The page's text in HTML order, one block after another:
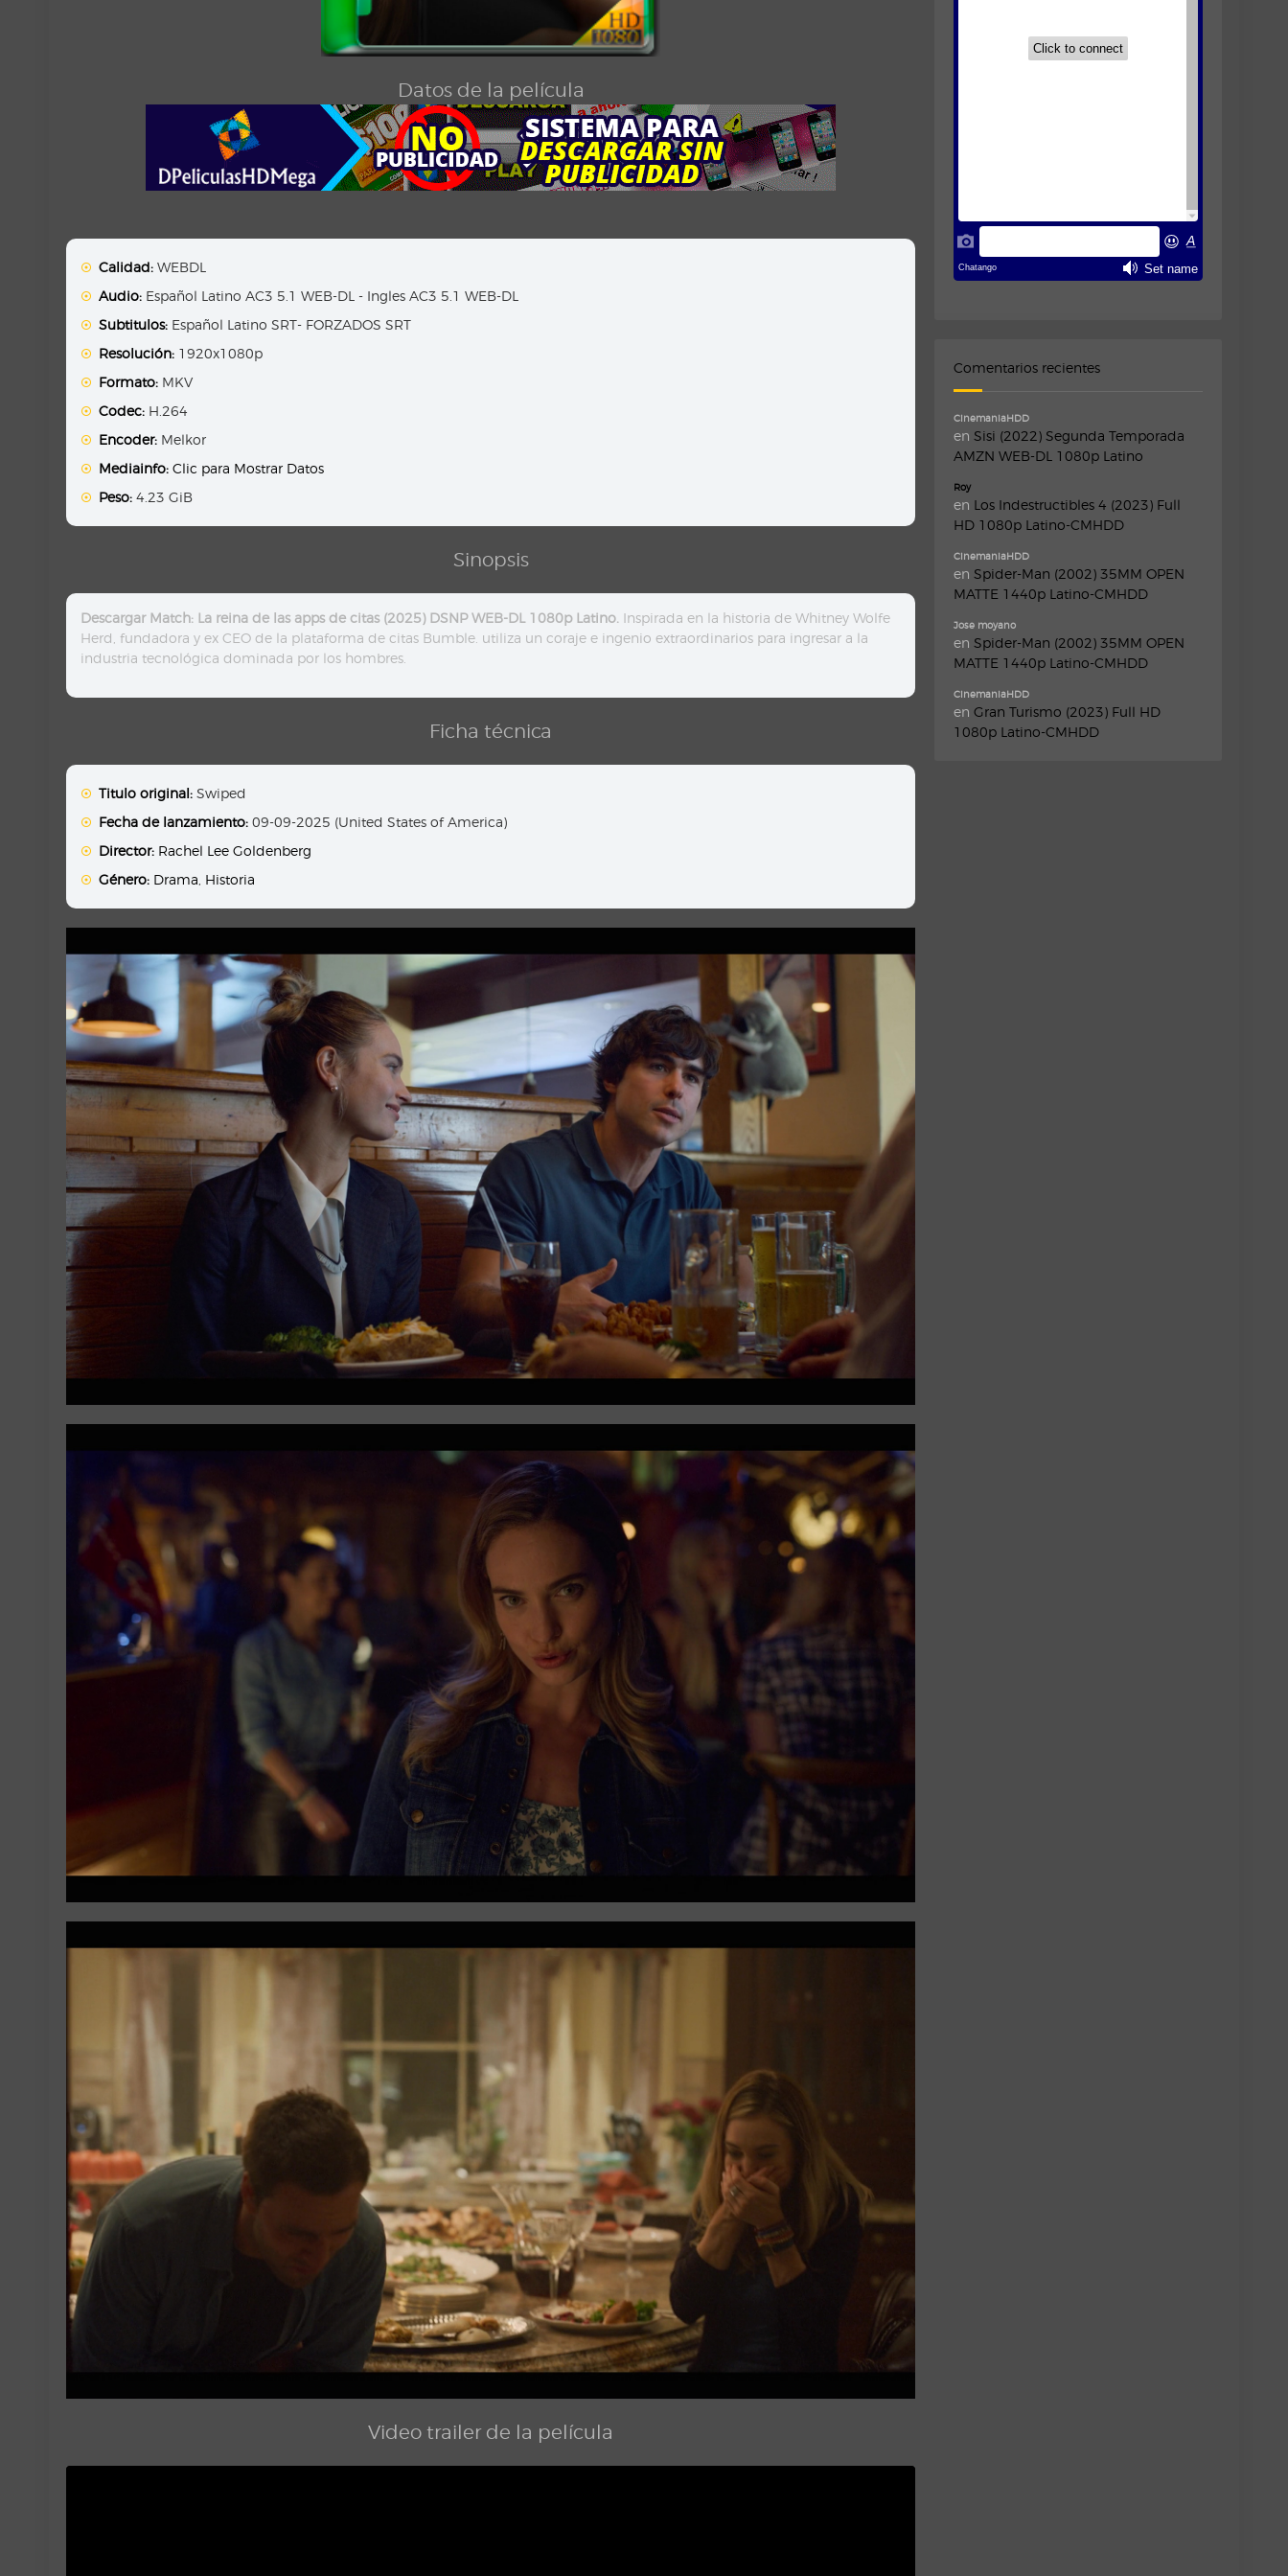
Datos de la película
Calidad: WEBDL
Audio: Español Latino AC3 5.1 WEB-DL - Ingles AC3 5.1 WEB-DL
Subtitulos: Español Latino SRT- FORZADOS SRT
Resolución: 1920x1080p
Formato: MKV
Codec: H.264
Encoder: Melkor
Mediainfo: Clic para Mostrar Datos
Peso: 4.23 GiB
Sinopsis
Descargar Match: La reina de las apps de citas (2025) DSNP WEB-DL 1080p Latino. Inspirada en la historia de Whitney Wolfe
Herd, fundadora y ex CEO de la plataforma de citas Bumble. utiliza un coraje e ingenio extraordinarios para ingresar a la
industria tecnológica dominada por los hombres.
Ficha técnica
Titulo original: Swiped
Fecha de lanzamiento: 09-09-2025 (United States of America)
Director: Rachel Lee Goldenberg
Género: Drama Historia
Video trailer de la película
Comentarios recientes
CinemaniaHDD
en Sisi (2022) Segunda Temporada
AMZN WEB-DL 1080p Latino
Roy
en Los Indestructibles 4 (2023) Full
HD 1080p Latino-CMHDD
CinemaniaHDD
en Spider-Man (2002) 35MM OPEN
MATTE 1440p Latino-CMHDD
Jose moyano
en Spider-Man (2002) 35MM OPEN
MATTE 1440p Latino-CMHDD
CinemaniaHDD
en Gran Turismo (2023) Full HD
1080p Latino-CMHDD